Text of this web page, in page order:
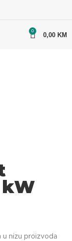
0 0,00 KM
kW
u nizu proizvoda